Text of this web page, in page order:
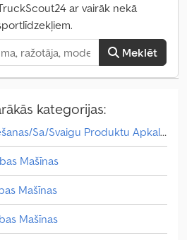
ar vairāk nekā
Meklēt
kategorijas:
Aukstumiekārtu/ Saldēšanas/Sa/Svaigu Produktu Apkalpošana
Mašīnas
Mašīnas
Mašīnas